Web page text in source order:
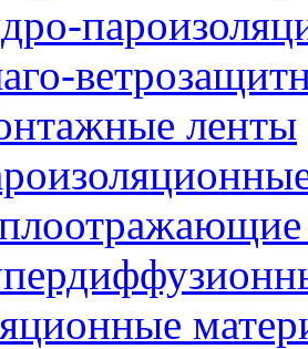
ленты